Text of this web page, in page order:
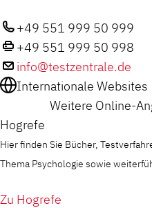
+49 551 999 50 999
+49 551 999 50 998
info@testzentrale.de
Internationale Websites
Weitere Online-
Hogrefe
Hier finden Sie Bücher,
Thema Psychologie sowie
Zu Hogrefe